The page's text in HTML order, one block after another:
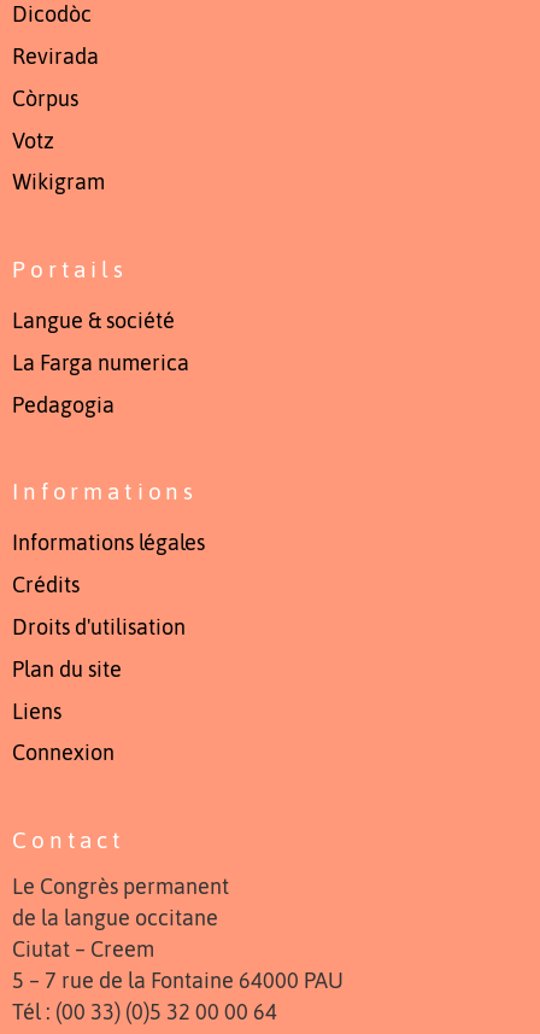
Dicodòc
Revirada
Còrpus
Votz
Wikigram
Portails
Langue & société
La Farga numerica
Pedagogia
Informations
Informations légales
Crédits
Droits d'utilisation
Plan du site
Liens
Connexion
Contact
Le Congrès permanent
de la langue occitane
Ciutat – Creem
5 – 7 rue de la Fontaine 64000 PAU
Tél : (00 33) (0)5 32 00 00 64